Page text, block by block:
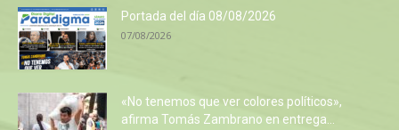
Portada del día 08/08/2026
07/08/2026
«No tenemos que ver colores políticos»,
afirma Tomás Zambrano en entrega...